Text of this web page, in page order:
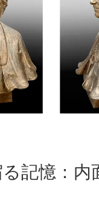
記憶：内